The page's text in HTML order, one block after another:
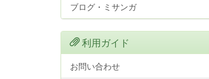
ブログ・ミサンガ
利用ガイド
お問い合わせ